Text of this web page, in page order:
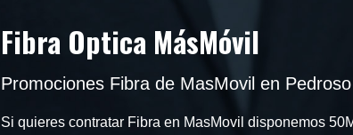
Fibra Optica MásMóvil
Promociones Fibra de MasMovil en
Si quieres contratar Fibra en MasMovil disponemos